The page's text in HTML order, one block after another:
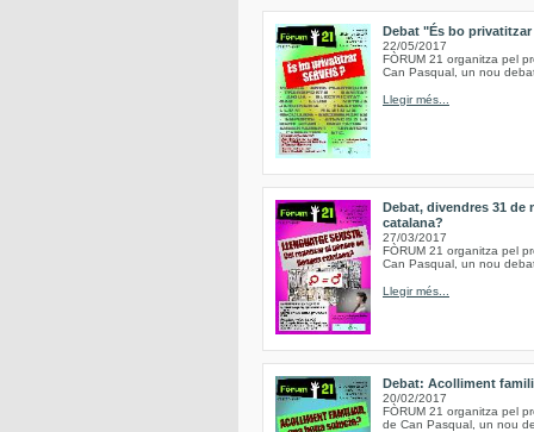
Debat "És bo
22/05/2017
FÒRUM 21 organitza pel
Can Pasqual, un nou
Llegir més...
Debat, divendres 31 de
catalana?
27/03/2017
FÒRUM 21 organitza pel
Can Pasqual, un nou
Llegir més...
Debat: Acolliment
20/02/2017
FÒRUM 21 organitza pel
de Can Pasqual, un nou